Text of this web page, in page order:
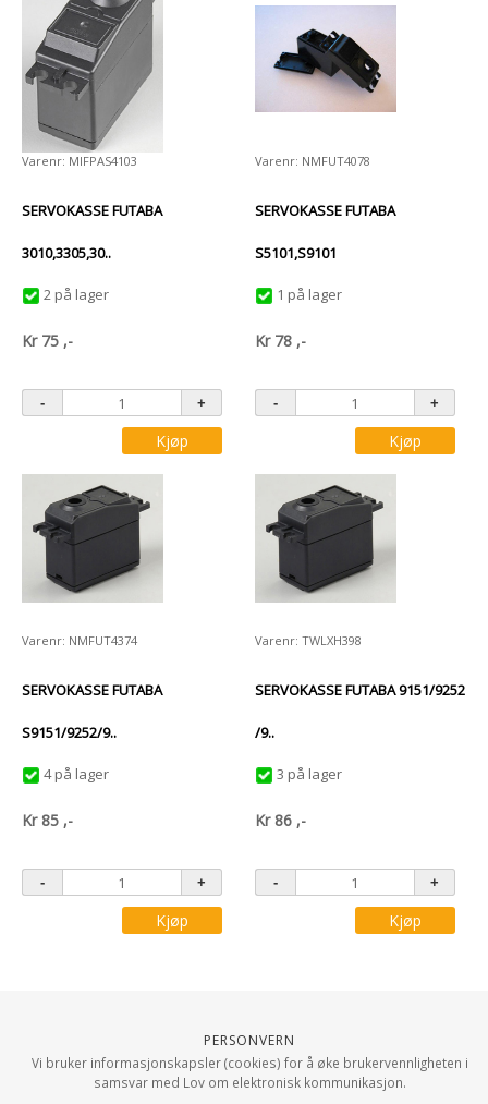
Varenr: MIFPAS4103
SERVOKASSE FUTABA
3010,3305,30..
2 på lager
Kr 75 ,-
Kjøp
Varenr: NMFUT4078
SERVOKASSE FUTABA
S5101,S9101
1 på lager
Kr 78 ,-
Kjøp
Varenr: NMFUT4374
SERVOKASSE FUTABA
S9151/9252/9..
4 på lager
Kr 85 ,-
Kjøp
Varenr: TWLXH398
SERVOKASSE FUTABA 9151/9252
/9..
3 på lager
Kr 86 ,-
Kjøp
Personvern
Vi bruker informasjonskapsler (cookies) for å øke brukervennligheten i
samsvar med Lov om elektronisk kommunikasjon.